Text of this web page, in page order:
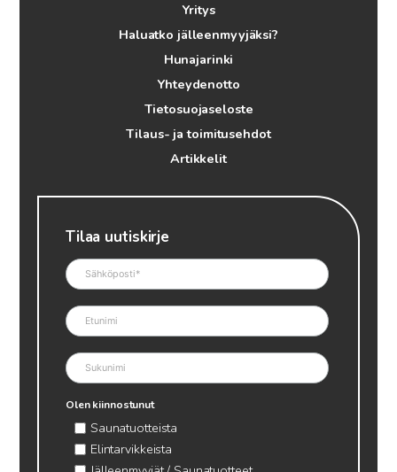
Yritys
Haluatko jälleenmyyjäksi?
Hunajarinki
Yhteydenotto
Tietosuojaseloste
Tilaus- ja toimitusehdot
Artikkelit
Tilaa uutiskirje
Olen kiinnostunut
Saunatuotteista
Elintarvikkeista